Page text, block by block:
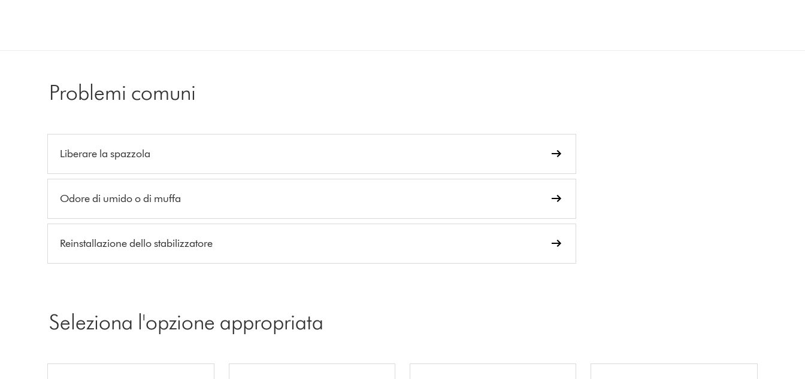
Problemi comuni
Liberare la spazzola
Odore di umido o di muffa
Reinstallazione dello stabilizzatore
Seleziona l'opzione appropriata